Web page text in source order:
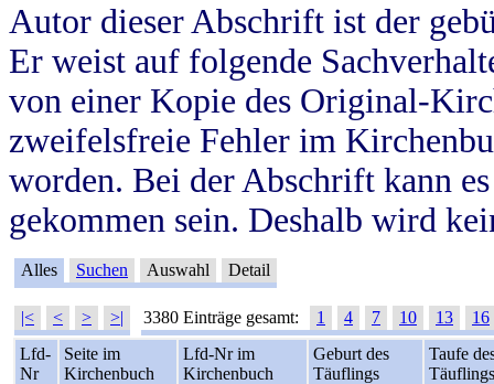
Autor dieser Abschrift ist der
Er weist auf folgende
von einer Kopie des Original-
zweifelsfreie Fehler im
worden. Bei der Abschrift kann
gekommen sein. Deshalb wird
Alles Suchen Auswahl Detail
|< < > >| 3380 Einträge gesamt: 1 4 7 10 13
16
Lfd-
Nr
Seite im
Kirchenbuch
Lfd-Nr im
Kirchenbuch
Geburt des
Täuflings
Taufe
Täuflings